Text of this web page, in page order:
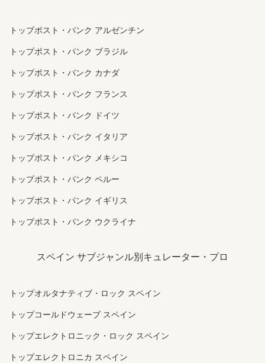
トップポスト・パンク アルゼンチン
トップポスト・パンク ブラジル
トップポスト・パンク カナダ
トップポスト・パンク フランス
トップポスト・パンク ドイツ
トップポスト・パンク イタリア
トップポスト・パンク メキシコ
トップポスト・パンク ペルー
トップポスト・パンク イギリス
トップポスト・パンク ウクライナ
スペイン サブジャンル別キュレーター・プロ
トップオルタナティブ・ロック スペイン
トップコールドウェーブ スペイン
トップエレクトロニック・ロック スペイン
トップエレクトロニカ スペイン